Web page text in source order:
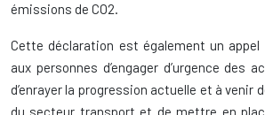
émissions de CO2.
Cette déclaration est également un
aux personnes d’engager d’urgence des
d’enrayer la progression actuelle et à venir
du secteur transport et de mettre en